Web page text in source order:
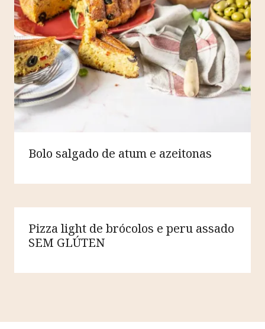
Bolo salgado de atum e azeitonas
Pizza light de brócolos e peru assado
SEM GLÚTEN